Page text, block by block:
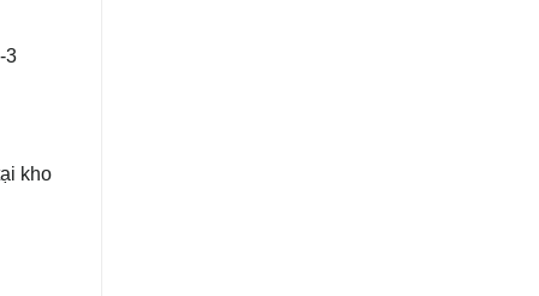
3
kho